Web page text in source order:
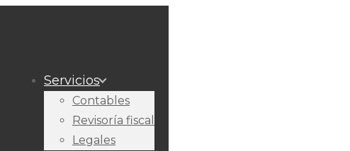
Servicios
Contables
Revisoría fiscal
Legales